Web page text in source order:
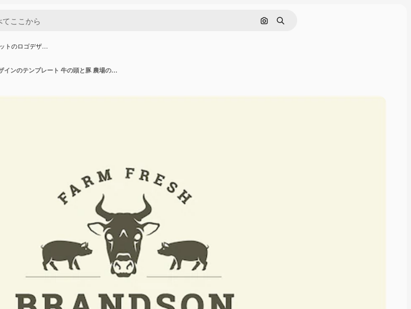
画像で検索
検索
トのロゴデザ…
単色の農場 ローカルマーケットのロゴデザインのテンプレート 牛の頭と豚 農場の動物